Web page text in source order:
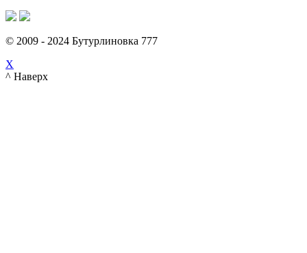
© 2009 - 2024 Бутурлиновка 777
X
^ Наверх